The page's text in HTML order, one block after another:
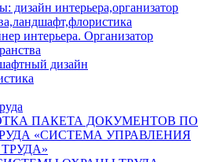
дизайн интерьера,организатор
интерьера. Организатор
дизайн
ПАКЕТА ДОКУМЕНТОВ ПО
«СИСТЕМА УПРАВЛЕНИЯ